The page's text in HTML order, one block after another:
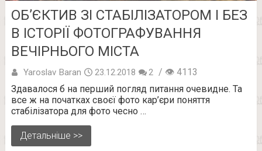
ОБ’ЄКТИВ ЗІ СТАБІЛІЗАТОРОМ І БЕЗ
В ІСТОРІЇ ФОТОГРАФУВАННЯ
ВЕЧІРНЬОГО МІСТА
Yaroslav Baran 23.12.2018 2 / 👁 4113
Здавалося б на перший погляд питання очевидне. Та
все ж на початках своєї фото кар’єри поняття
стабілізатора для фото чесно …
Детальніше >>